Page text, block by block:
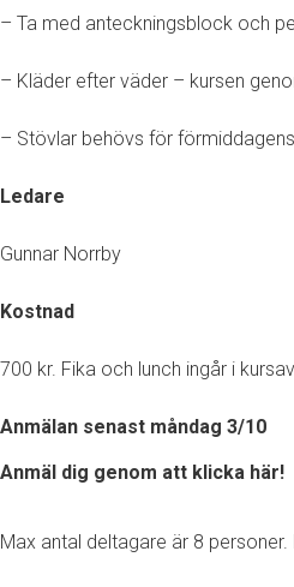
– Ta med anteckningsblock och
– Kläder efter väder – kursen
– Stövlar behövs för
Ledare
Gunnar Norrby
Kostnad
700 kr. Fika och lunch ingår i
Anmälan senast måndag 3/10
Anmäl dig genom att klicka här!
Max antal deltagare är 8